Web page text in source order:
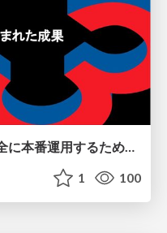
セルフホストLangfuseを 安全に本番運用するために 必要だった設計とそこから生まれた成果
1 100